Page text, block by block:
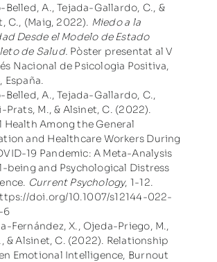
Belled, A., Tejada-Gallardo, C., &
C., (Maig, 2022). Miedo a la
Desde el Modelo de Estado
de Salud. Pòster presentat al V
Nacional de Psicologia Positiva,
España.
Belled, A., Tejada-Gallardo, C.,
Prats, M., & Alsinet, C. (2022).
Health Among the General
and Healthcare Workers During
19 Pandemic: A Meta-Analysis
being and Psychological Distress
Current Psychology, 1-12.
doi.org/10.1007/s12144-022-
6
Fernández, X., Ojeda-Priego, M.,
& Alsinet, C. (2022). Relationship
Emotional Intelligence, Burnout